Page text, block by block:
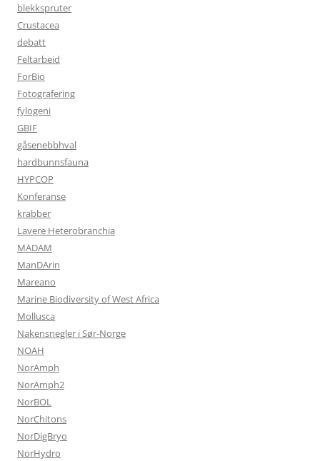
blekkspruter
Crustacea
debatt
Feltarbeid
ForBio
Fotografering
fylogeni
GBIF
gåsenebbhval
hardbunnsfauna
HYPCOP
Konferanse
krabber
Lavere Heterobranchia
MADAM
ManDArin
Mareano
Marine Biodiversity of West Africa
Mollusca
Nakensnegler i Sør-Norge
NOAH
NorAmph
NorAmph2
NorBOL
NorChitons
NorDigBryo
NorHydro